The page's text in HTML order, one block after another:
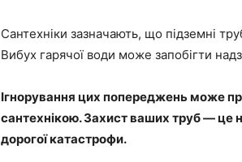
Сантехніки зазначають, що підземні
Вибух гарячої води може запобігти
Ігнорування цих попереджень може
сантехнікою. Захист ваших труб — це
дорогої катастрофи.